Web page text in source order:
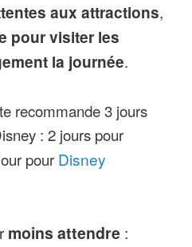
aux attractions,
pour visiter les
la journée.
recommande 3 jours
: 2 jours pour
pour Disney
moins attendre: